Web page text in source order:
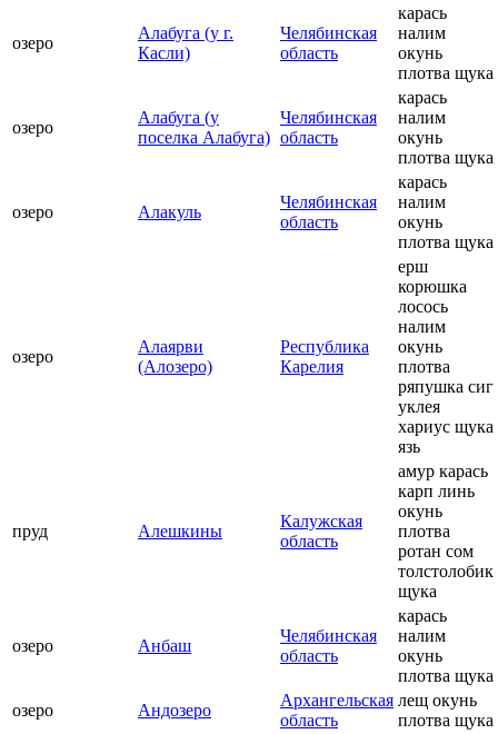
озеро
Алабуга (у г.
Касли)
Челябинская
область
карась
налим
окунь
плотва щука
озеро
Алабуга (у
поселка Алабуга)
Челябинская
область
карась
налим
окунь
плотва щука
озеро Алакуль
Челябинская
область
карась
налим
окунь
плотва щука
озеро
Алаярви
(Алозеро)
Республика
Карелия
ерш
корюшка
лосось
налим
окунь
плотва
ряпушка сиг
уклея
хариус щука
язь
пруд Алешкины
Калужская
область
амур карась
карп линь
окунь
плотва
ротан сом
толстолобик
щука
озеро Анбаш
Челябинская
область
карась
налим
окунь
плотва щука
озеро
Андозеро
Архангельская
область
лещ окунь
плотва щука